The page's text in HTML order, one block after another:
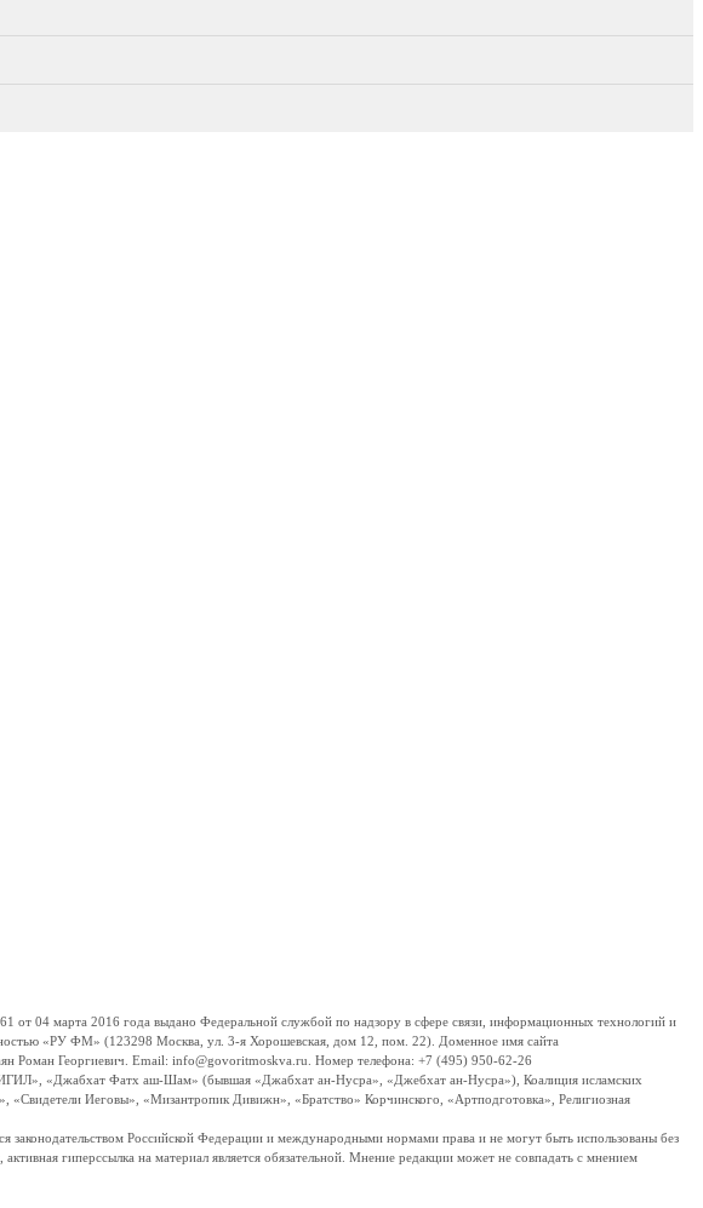
04 марта 2016 года выдано Федеральной службой по надзору в сфере связи, информационных технологий и
«РУ ФМ» (123298 Москва, ул. 3-я Хорошевская, дом 12, пом. 22). Доменное имя сайта
Роман Георгиевич. Email: info@govoritmoskva.ru. Номер телефона: +7 (495) 950-62-26
«Джабхат Фатх аш-Шам» (бывшая «Джабхат ан-Нусра», «Джебхат ан-Нусра»), Коалиция исламских
Иеговы», «Мизантропик Дивижн», «Братство» Корчинского, «Артподготовка», Религиозная
Российской Федерации и международными нормами права и не могут быть использованы без
гиперссылка на материал является обязательной. Мнение редакции может не совпадать с мнением